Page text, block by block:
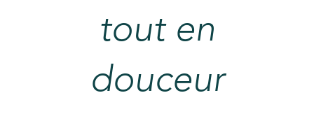
tout en
douceur